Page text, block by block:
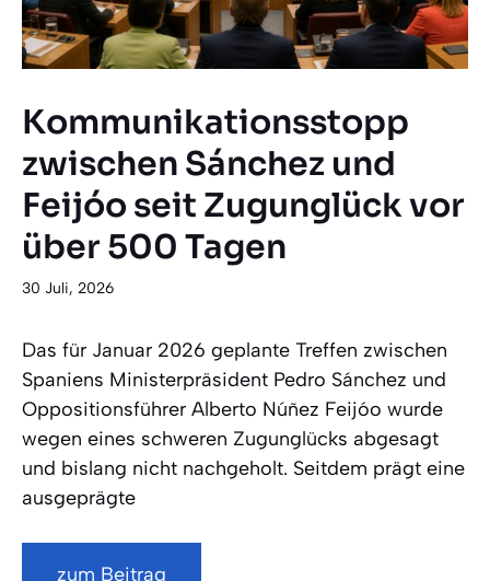
Kommunikationsstopp
zwischen Sánchez und
Feijóo seit Zugunglück vor
über 500 Tagen
30 Juli, 2026
Das für Januar 2026 geplante Treffen zwischen
Spaniens Ministerpräsident Pedro Sánchez und
Oppositionsführer Alberto Núñez Feijóo wurde
wegen eines schweren Zugunglücks abgesagt
und bislang nicht nachgeholt. Seitdem prägt eine
ausgeprägte
zum Beitrag